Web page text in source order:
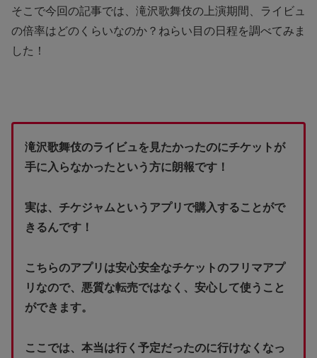
そこで今回の記事では、滝沢歌舞伎の上演期間、ライビュ
の倍率はどのくらいなのか？ねらい目の日程を調べてみま
した！
滝沢歌舞伎のライビュを見たかったのにチケットが
手に入らなかったという方に朗報です！
実は、チケジャムというアプリで購入することがで
きるんです！
こちらのアプリは安心安全なチケットのフリマアプ
リなので、悪質な転売ではなく、安心して使うこと
ができます。
ここでは、本当は行く予定だったのに行けなくなっ